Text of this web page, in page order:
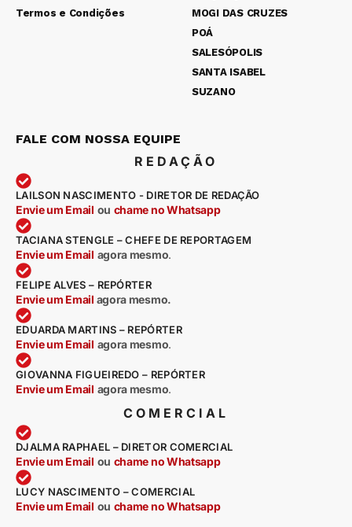
Termos e Condições
MOGI DAS CRUZES
POÁ
SALESÓPOLIS
SANTA ISABEL
SUZANO
FALE COM NOSSA EQUIPE
REDAÇÃO
LAILSON NASCIMENTO - DIRETOR DE REDAÇÃO
Envie um Email ou chame no Whatsapp
TACIANA STENGLE – CHEFE DE REPORTAGEM
Envie um Email agora mesmo.
FELIPE ALVES – REPÓRTER
Envie um Email agora mesmo.
EDUARDA MARTINS – REPÓRTER
Envie um Email agora mesmo.
GIOVANNA FIGUEIREDO – REPÓRTER
Envie um Email agora mesmo.
COMERCIAL
DJALMA RAPHAEL – DIRETOR COMERCIAL
Envie um Email ou chame no Whatsapp
LUCY NASCIMENTO – COMERCIAL
Envie um Email ou chame no Whatsapp